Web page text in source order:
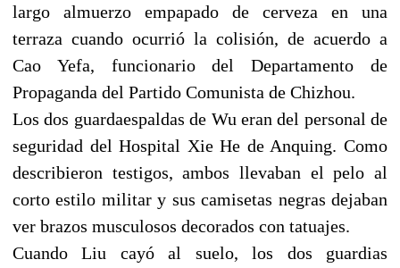
largo almuerzo empapado de cerveza en una
terraza cuando ocurrió la colisión, de acuerdo a
Cao Yefa, funcionario del Departamento de
Propaganda del Partido Comunista de Chizhou.
Los dos guardaespaldas de Wu eran del personal de
seguridad del Hospital Xie He de Anquing. Como
describieron testigos, ambos llevaban el pelo al
corto estilo militar y sus camisetas negras dejaban
ver brazos musculosos decorados con tatuajes.
Cuando Liu cayó al suelo, los dos guardias